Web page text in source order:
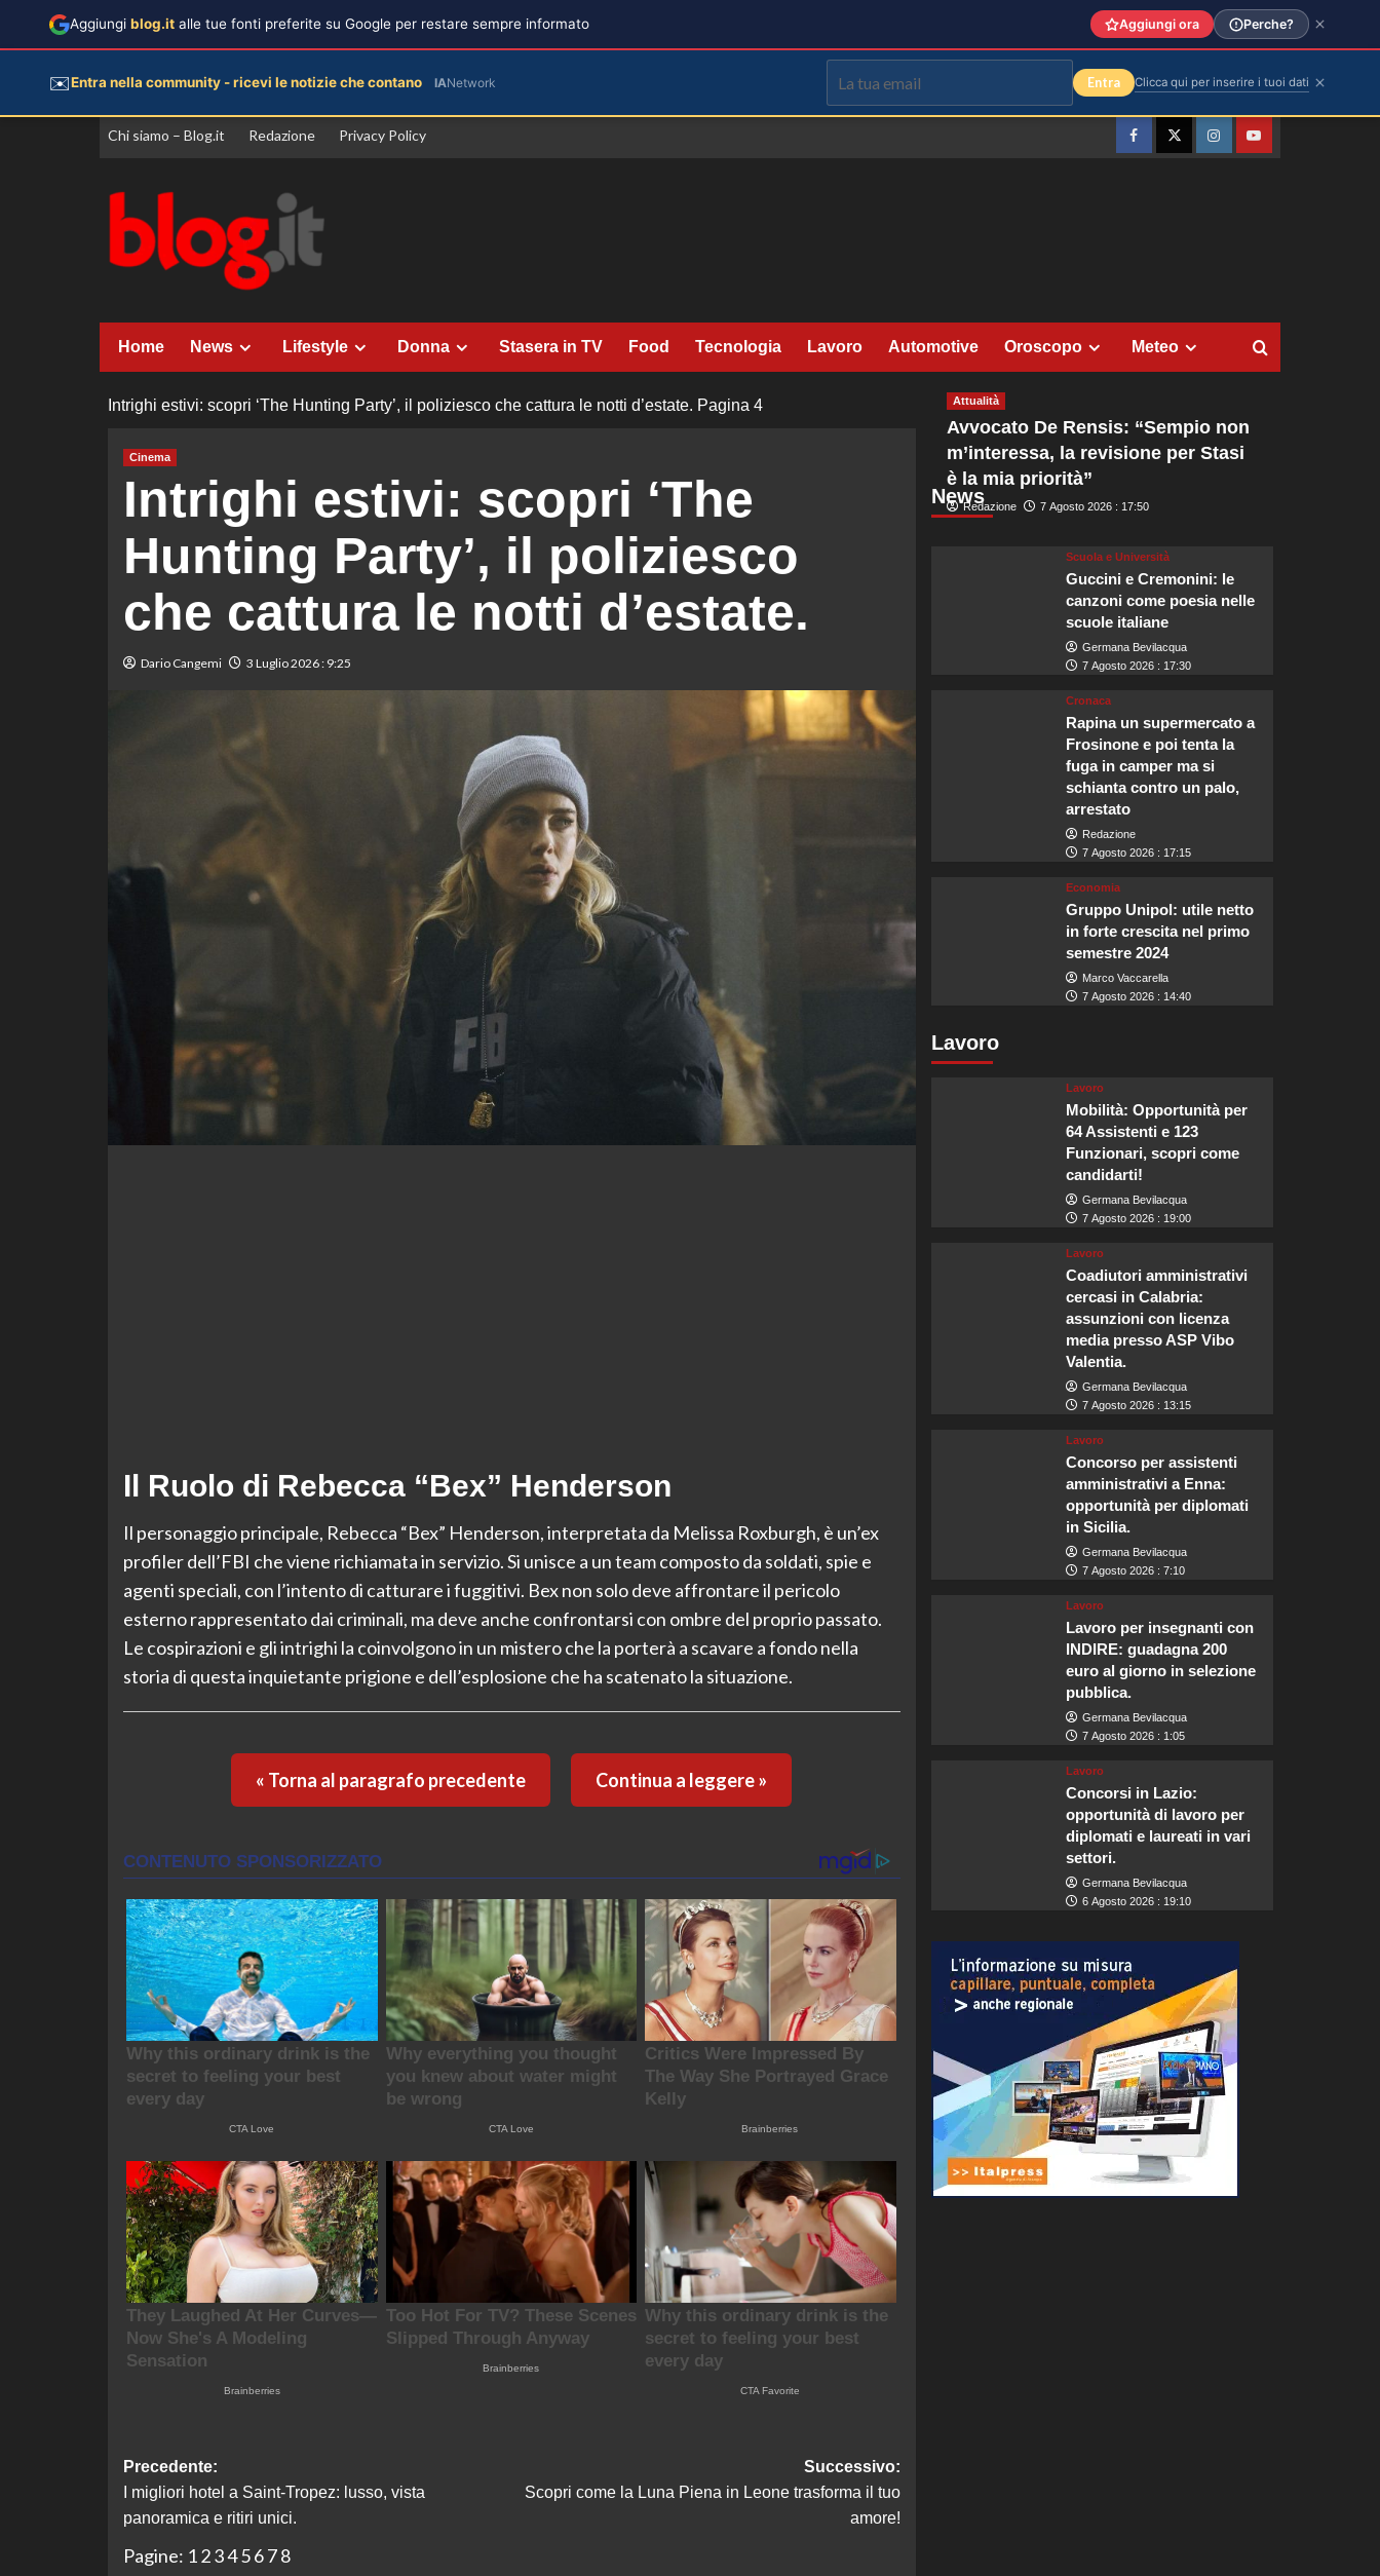
Vai
Chi siamo – Blog.it Redazione Privacy Policy
FacebookTwitterInstagramYouTube
Home News Lifestyle Donna Stasera in TV Food Tecnologia Lavoro Automotive Oroscopo Meteo
Intrighi estivi: scopri ‘The Hunting Party’, il poliziesco che cattura le notti d’estate. Pagina 4
Cinema
Intrighi estivi: scopri ‘The
Hunting Party’, il poliziesco
che cattura le notti d’estate.
Dario Cangemi 3 Luglio 2026 : 9:25
Il Ruolo di Rebecca “Bex” Henderson
Il personaggio principale, Rebecca “Bex” Henderson, interpretata da Melissa Roxburgh, è un’ex
profiler dell’FBI che viene richiamata in servizio. Si unisce a un team composto da soldati, spie e
agenti speciali, con l’intento di catturare i fuggitivi. Bex non solo deve affrontare il pericolo
esterno rappresentato dai criminali, ma deve anche confrontarsi con ombre del proprio passato.
Le cospirazioni e gli intrighi la coinvolgono in un mistero che la porterà a scavare a fondo nella
storia di questa inquietante prigione e dell’esplosione che ha scatenato la situazione.
« Torna al paragrafo precedente Continua a leggere »
Navigazione
articolo
Precedente:
I migliori hotel a Saint-Tropez: lusso, vista
panoramica e ritiri unici.
Successivo:
Scopri come la Luna Piena in Leone trasforma il tuo
amore!
Pagine: 1 2 34 5 6 7 8
News
Attualità
Avvocato De Rensis: “Sempio non
m’interessa, la revisione per Stasi
è la mia priorità”
Redazione 7 Agosto 2026 : 17:50
Scuola e Università
Guccini e Cremonini: le
canzoni come poesia nelle
scuole italiane
Germana Bevilacqua
7 Agosto 2026 : 17:30
Cronaca
Rapina un supermercato a
Frosinone e poi tenta la
fuga in camper ma si
schianta contro un palo,
arrestato
Redazione
7 Agosto 2026 : 17:15
Economia
Gruppo Unipol: utile netto
in forte crescita nel primo
semestre 2024
Marco Vaccarella
7 Agosto 2026 : 14:40
Lavoro
Lavoro
Mobilità: Opportunità per
64 Assistenti e 123
Funzionari, scopri come
candidarti!
Germana Bevilacqua
7 Agosto 2026 : 19:00
Lavoro
Coadiutori amministrativi
cercasi in Calabria:
assunzioni con licenza
media presso ASP Vibo
Valentia.
Germana Bevilacqua
7 Agosto 2026 : 13:15
Lavoro
Concorso per assistenti
amministrativi a Enna:
opportunità per diplomati
in Sicilia.
Germana Bevilacqua
7 Agosto 2026 : 7:10
Lavoro
Lavoro per insegnanti con
INDIRE: guadagna 200
euro al giorno in selezione
pubblica.
Germana Bevilacqua
7 Agosto 2026 : 1:05
Lavoro
Concorsi in Lazio:
opportunità di lavoro per
diplomati e laureati in vari
settori.
Germana Bevilacqua
6 Agosto 2026 : 19:10
Aggiungi blog.it alle tue fonti preferite su Google per restare sempre informato Aggiungi ora Perche?
✉️Entra nella community - ricevi le notizie che contano IANetwork Entra Clicca qui per inserire i tuoi dati